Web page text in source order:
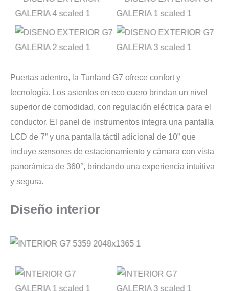
Diseño interior
Puertas adentro, la Tunland G7 ofrece confort y
tecnología. Los asientos en eco cuero brindan un nivel
superior de comodidad, con regulación eléctrica para el
conductor. El panel de instrumentos integra una pantalla
LCD de 7” y una pantalla táctil adicional de 10” que
incluye sensores de estacionamiento y cámara con vista
panorámica de 360°, brindando una experiencia intuitiva
y segura.